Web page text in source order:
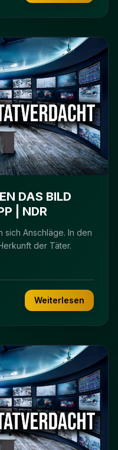
DAS BILD
| NDR
sich Anschläge. In den
der Täter.
Weiterlesen